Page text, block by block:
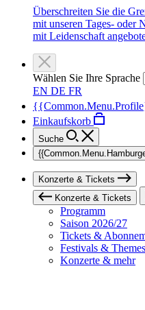
Überschreiten Sie die
mit unseren Tages- oder
mit Leidenschaft
Wählen Sie Ihre Sprache
EN DE FR
Einkaufskorb
Suche
Konzerte & Tickets
Konzerte & Tickets
Programm
Saison 2026/27
Tickets &
Festivals & Themes
Konzerte & mehr